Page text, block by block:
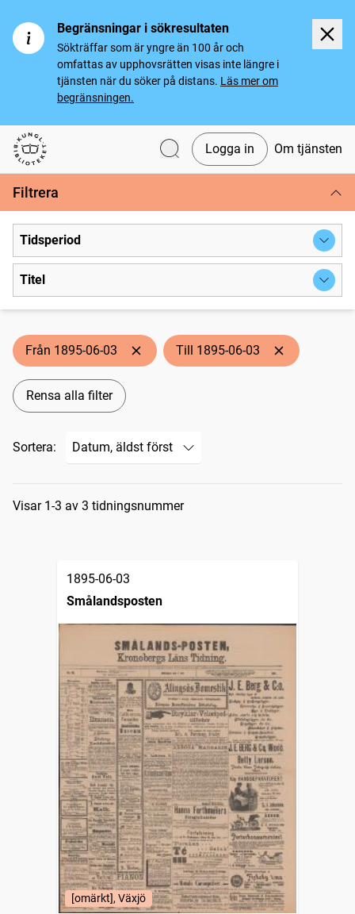
Begränsningar i sökresultaten
Sökträffar som är yngre än 100 år och
omfattas av upphovsrätten visas inte längre i
tjänsten när du söker på distans. Läs mer om
begränsningen.
Svenska tidningar
Logga in Om tjänsten
Filtrera
Tidsperiod
Titel
Från 1895-06-03 Till 1895-06-03
Rensa alla filter
Sortera:
Sökresultat
Visar 1-3 av 3 tidningsnummer
1895-06-03
Smålandsposten
[omärkt], Växjö